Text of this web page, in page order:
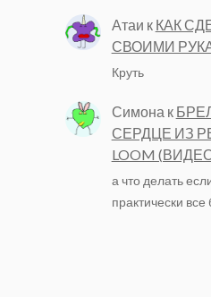
Атаи к КАК
СВОИМИ
Круть
Симона к
СЕРДЦЕ ИЗ
LOOM
а что делать
практически